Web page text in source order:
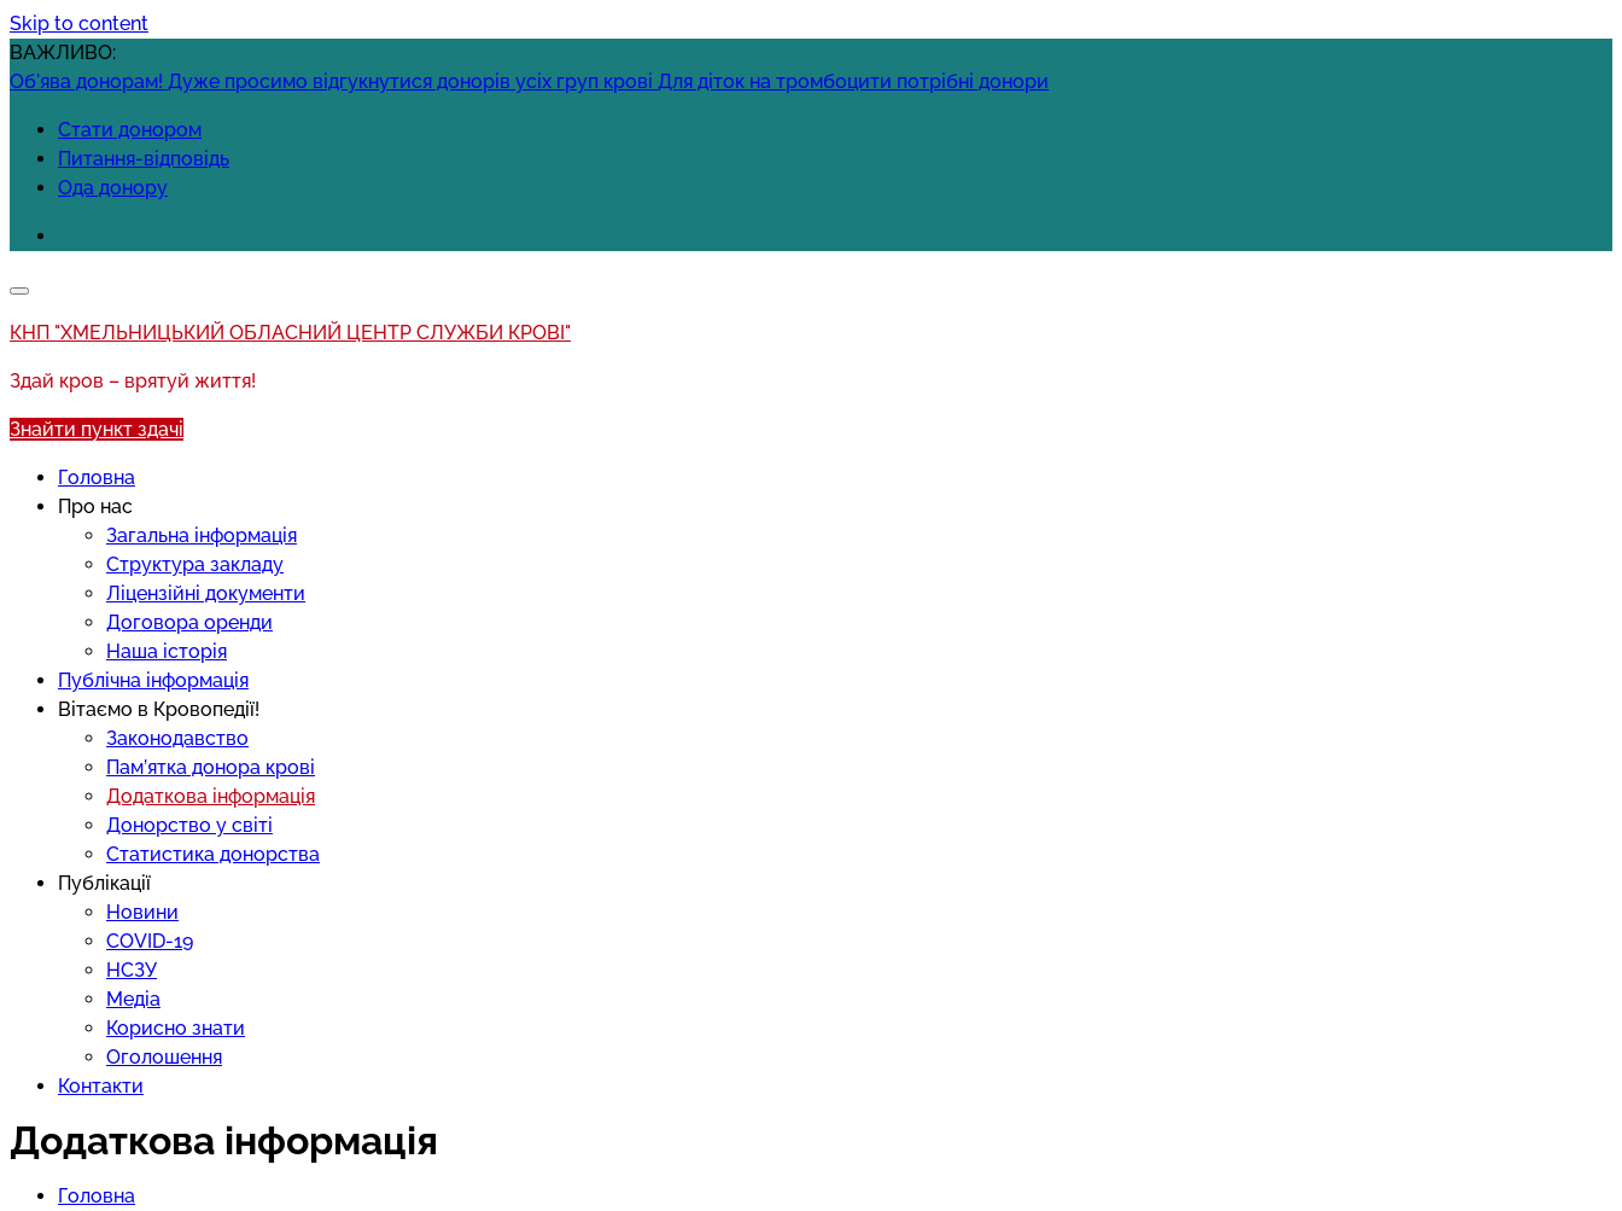
Skip to content
ВАЖЛИВО:
Об'ява донорам! Дуже просимо відгукнутися донорів усіх груп крові Для діток на тромбоцити потрібні донори
Стати донором
Питання-відповідь
Ода донору
КНП "ХМЕЛЬНИЦЬКИЙ ОБЛАСНИЙ ЦЕНТР СЛУЖБИ КРОВІ"
Здай кров – врятуй життя!
Знайти пункт здачі
Головна
Про нас
Загальна інформація
Структура закладу
Ліцензійні документи
Договора оренди
Наша історія
Публічна інформація
Вітаємо в Кровопедії!
Законодавство
Пам’ятка донора крові
Додаткова інформація
Донорство у світі
Статистика донорства
Публікації
Новини
COVID-19
НСЗУ
Медіа
Корисно знати
Оголошення
Контакти
Додаткова інформація
Головна